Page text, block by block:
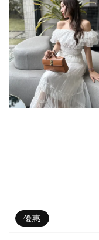
優惠